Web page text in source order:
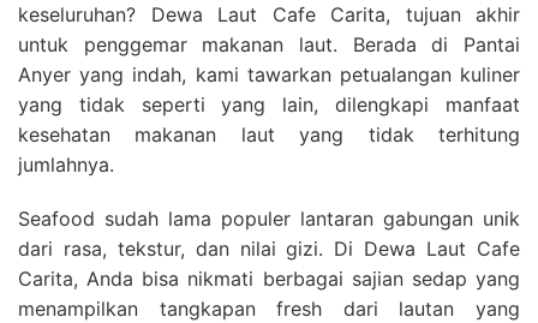
keseluruhan? Dewa Laut Cafe Carita, tujuan akhir
untuk penggemar makanan laut. Berada di Pantai
Anyer yang indah, kami tawarkan petualangan kuliner
yang tidak seperti yang lain, dilengkapi manfaat
kesehatan makanan laut yang tidak terhitung
jumlahnya.
Seafood sudah lama populer lantaran gabungan unik
dari rasa, tekstur, dan nilai gizi. Di Dewa Laut Cafe
Carita, Anda bisa nikmati berbagai sajian sedap yang
menampilkan tangkapan fresh dari lautan yang